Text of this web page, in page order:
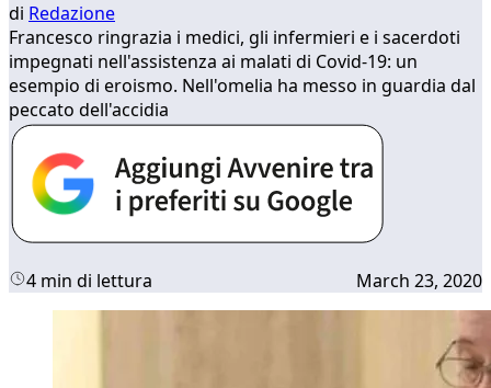
di Redazione
Francesco ringrazia i medici, gli infermieri e i sacerdoti
impegnati nell'assistenza ai malati di Covid-19: un
esempio di eroismo. Nell'omelia ha messo in guardia dal
peccato dell'accidia
4 min di lettura March 23, 2020